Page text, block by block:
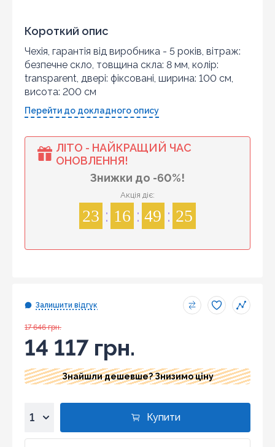
Короткий опис
Чехія, гарантія від виробника - 5 років, вітраж:
безпечне скло, товщина скла: 8 мм, колір:
transparent, двері: фіксовані, ширина: 100 см,
висота: 200 см
Перейти до докладного опису
ЛІТО - НАЙКРАЩИЙ ЧАС
ОНОВЛЕННЯ!
Знижки до -60%!
Акція діє:
23 16 49 24
Залишити відгук
17 646 грн.
14 117 грн.
Знайшли дешевше? Знизимо ціну
Купити